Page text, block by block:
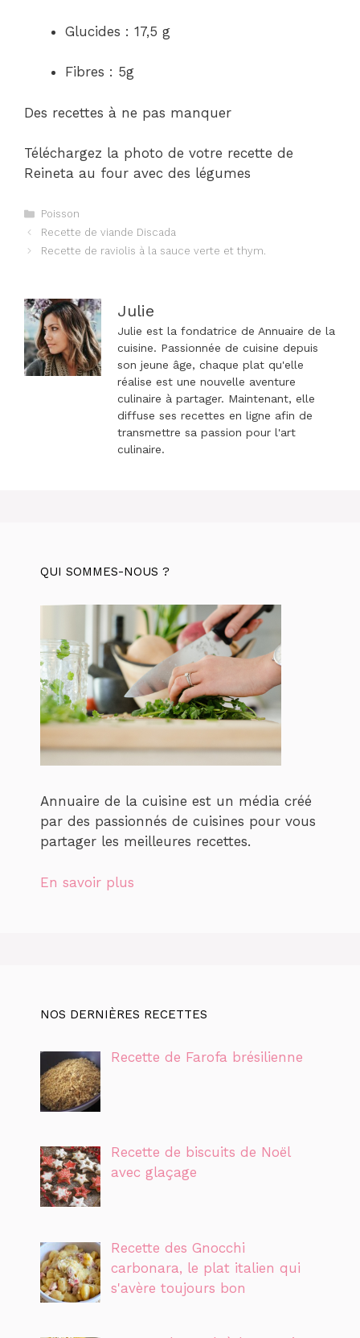
Glucides : 17,5 g
Fibres : 5g
Des recettes à ne pas manquer
Téléchargez la photo de votre recette de
Reineta au four avec des légumes
Catégories
Poisson
Navigation
des
Recette de viande Discada
Recette de raviolis à la sauce verte et thym.
Julie
Julie est la fondatrice de Annuaire de la
cuisine. Passionnée de cuisine depuis
son jeune âge, chaque plat qu'elle
réalise est une nouvelle aventure
culinaire à partager. Maintenant, elle
diffuse ses recettes en ligne afin de
transmettre sa passion pour l'art
culinaire.
QUI SOMMES-NOUS ?
Annuaire de la cuisine est un média créé
par des passionnés de cuisines pour vous
partager les meilleures recettes.
En savoir plus
NOS DERNIÈRES RECETTES
Recette de Farofa brésilienne
Recette de biscuits de Noël
avec glaçage
Recette des Gnocchi
carbonara, le plat italien qui
s'avère toujours bon